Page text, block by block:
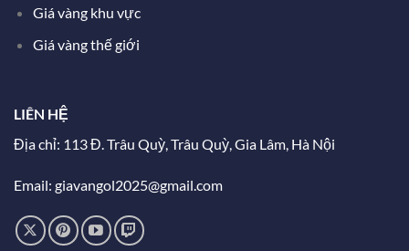
Giá vàng khu vực
Giá vàng thế giới
LIÊN HỆ
Địa chỉ: 113 Đ. Trâu Quỳ, Trâu Quỳ, Gia Lâm, Hà Nội
Email: giavangol2025@gmail.com